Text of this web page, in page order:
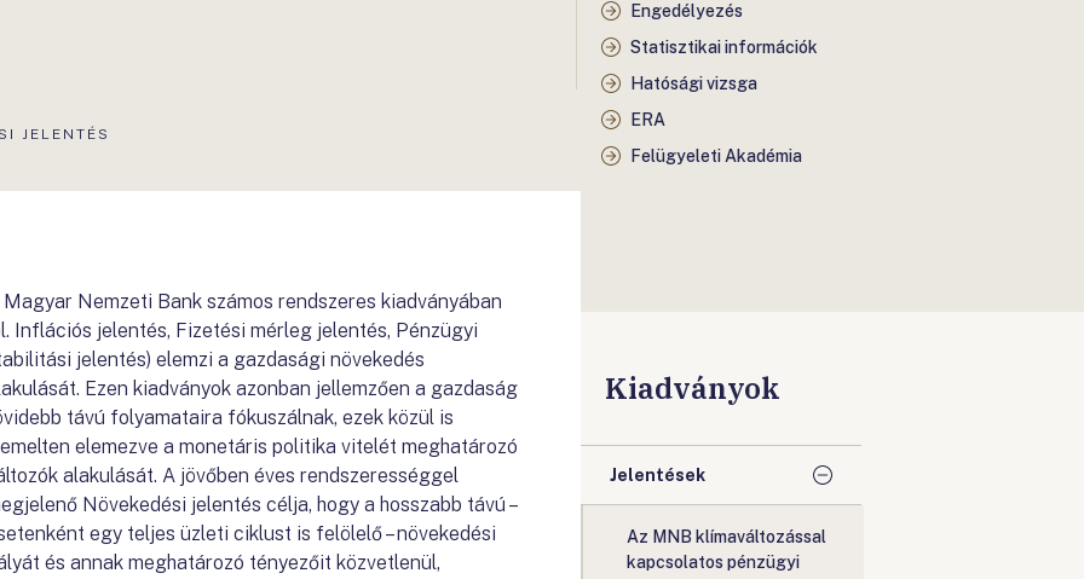
JELENTÉS
Engedélyezés
Statisztikai információk
Hatósági vizsga
ERA
Felügyeleti Akadémia
Magyar Nemzeti Bank számos rendszeres kiadványában
Inflációs jelentés, Fizetési mérleg jelentés, Pénzügyi
jelentés) elemzi a gazdasági növekedés
Ezen kiadványok azonban jellemzően a gazdaság
távú folyamataira fókuszálnak, ezek közül is
elemezve a monetáris politika vitelét meghatározó
alakulását. A jövőben éves rendszerességgel
Növekedési jelentés célja, hogy a hosszabb távú –
egy teljes üzleti ciklust is felölelő – növekedési
és annak meghatározó tényezőit közvetlenül,
Kiadványok
Jelentések
Az MNB klímaváltozással
kapcsolatos pénzügyi